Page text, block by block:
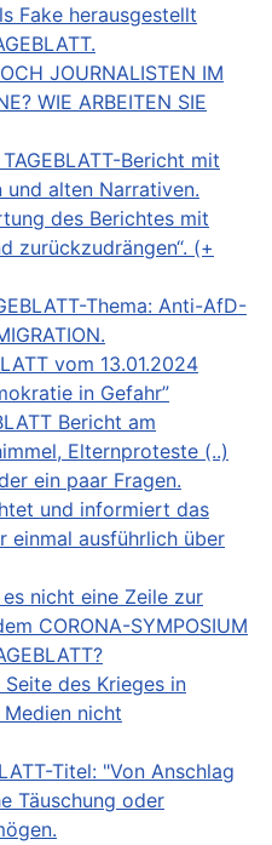
Fake herausgestellt
JOURNALISTEN IM
WIE ARBEITEN SIE
Bericht mit
und alten Narrativen.
des Berichtes mit
zurückzudrängen“. (+
Thema: Anti-AfD-
vom 13.01.2024
in Gefahr”
Bericht am
Elternproteste (..)
ein paar Fragen.
und informiert das
einmal ausführlich über
es nicht eine Zeile zur
CORONA-SYMPOSIUM
des Krieges in
nicht
Titel: "Von Anschlag
Täuschung oder